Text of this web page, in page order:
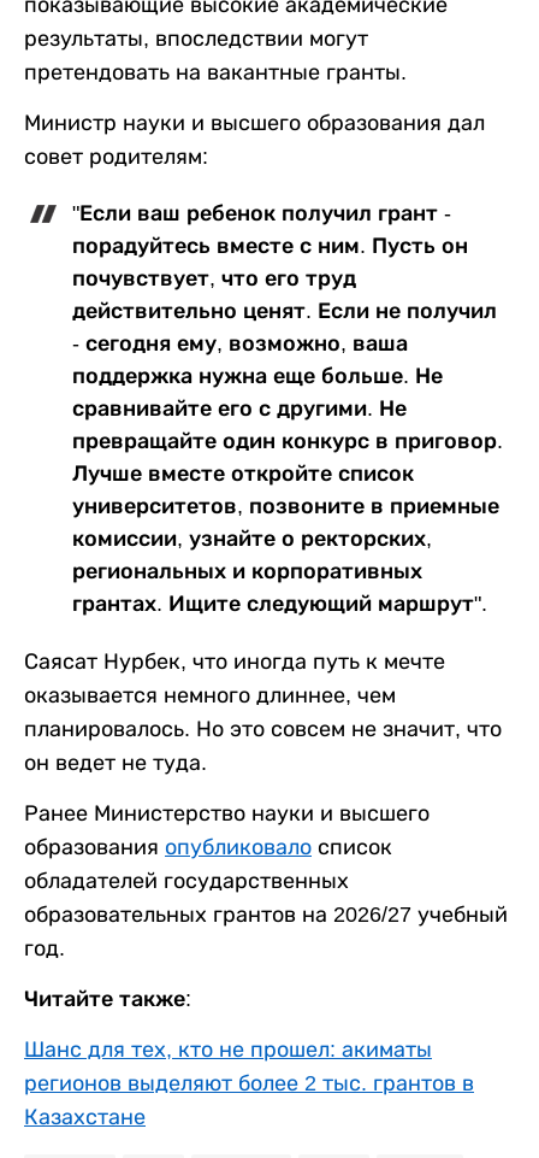
результаты, впоследствии могут
претендовать на вакантные гранты.
Министр науки и высшего образования дал
совет родителям:
"Если ваш ребенок получил грант -
порадуйтесь вместе с ним. Пусть он
почувствует, что его труд
действительно ценят. Если не получил
- сегодня ему, возможно, ваша
поддержка нужна еще больше. Не
сравнивайте его с другими. Не
превращайте один конкурс в приговор.
Лучше вместе откройте список
университетов, позвоните в приемные
комиссии, узнайте о ректорских,
региональных и корпоративных
грантах. Ищите следующий маршрут".
Саясат Нурбек, что иногда путь к мечте
оказывается немного длиннее, чем
планировалось. Но это совсем не значит, что
он ведет не туда.
Ранее Министерство науки и высшего
образования опубликовало список
обладателей государственных
образовательных грантов на 2026/27 учебный
год.
Читайте также:
Шанс для тех, кто не прошел: акиматы
регионов выделяют более 2 тыс. грантов в
Казахстане